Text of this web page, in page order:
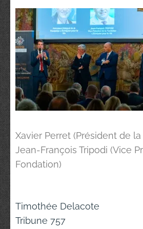
Xavier Perret (Président de
Jean-François Tripodi (Vice
Fondation)
Navigation
de
Timothée Delacote
Tribune 757